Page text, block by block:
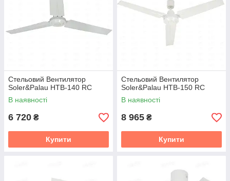
Стельовий Вентилятор
Soler&Palau HTB-140 RC
В наявності
6 720 ₴
Купити
Стельовий Вентилятор
Soler&Palau HTB-150 RC
В наявності
8 965 ₴
Купити